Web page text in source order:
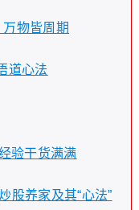
物皆周期
道心法
验干货满满
股养家及其“心法”